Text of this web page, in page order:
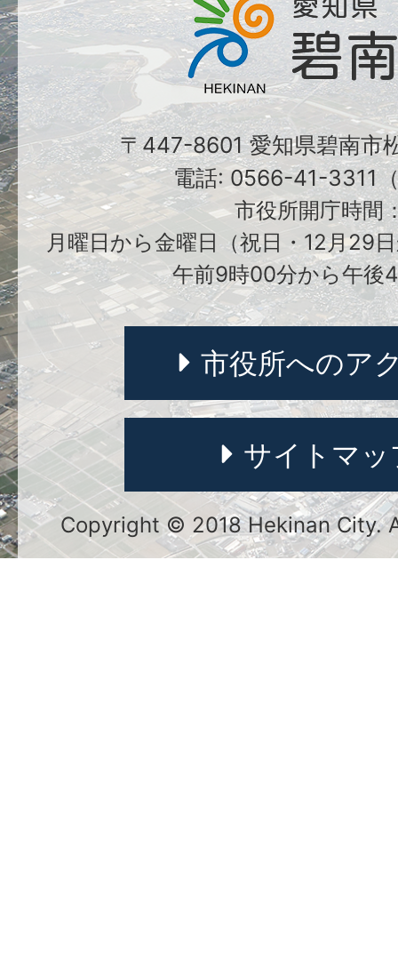
〒447-8601 愛知県碧南市
電話: 0566-41-3311
市役所開庁時間
月曜日から金曜日（祝日・12月29
午前9時00分から午後
市役所へのア
サイトマッ
Copyright © 2018 Hekinan City.